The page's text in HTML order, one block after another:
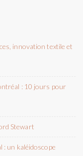
innovation textile et
: 10 jours pour
Stewart
: un kaléidoscope